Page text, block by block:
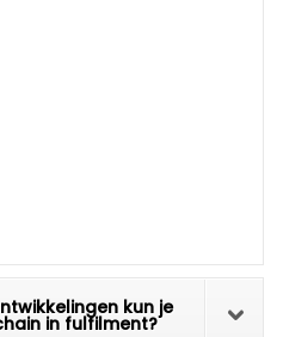
kun je
in fulfilment?